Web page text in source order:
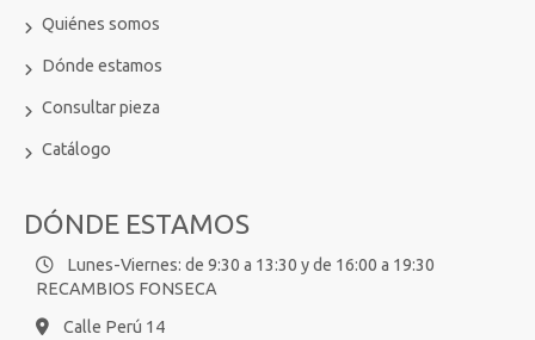
Quiénes somos
Dónde estamos
Consultar pieza
Catálogo
DÓNDE ESTAMOS
Lunes-Viernes: de 9:30 a 13:30 y de 16:00 a 19:30
RECAMBIOS FONSECA
Calle Perú 14